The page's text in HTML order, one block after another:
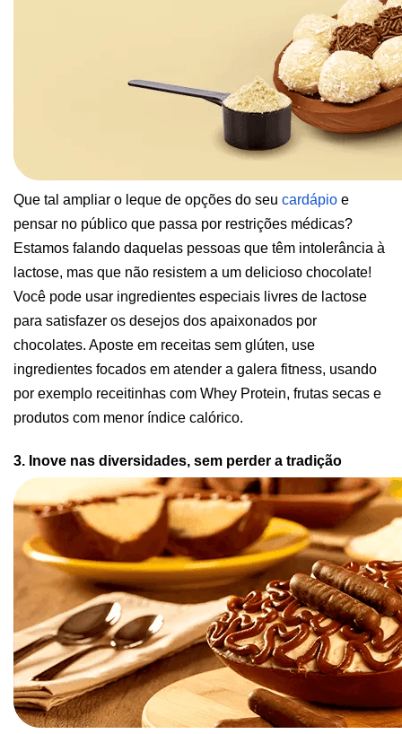
Que tal ampliar o leque de opções do seu cardápio e
pensar no público que passa por restrições médicas?
Estamos falando daquelas pessoas que têm intolerância à
lactose, mas que não resistem a um delicioso chocolate!
Você pode usar ingredientes especiais livres de lactose
para satisfazer os desejos dos apaixonados por
chocolates. Aposte em receitas sem glúten, use
ingredientes focados em atender a galera fitness, usando
por exemplo receitinhas com Whey Protein, frutas secas e
produtos com menor índice calórico.
3. Inove nas diversidades, sem perder a tradição